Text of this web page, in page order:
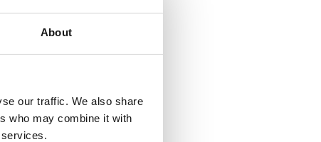
About
our traffic. We also share
who may combine it with